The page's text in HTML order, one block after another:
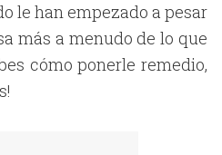
le han empezado a pesar
más a menudo de lo que
cómo ponerle remedio,